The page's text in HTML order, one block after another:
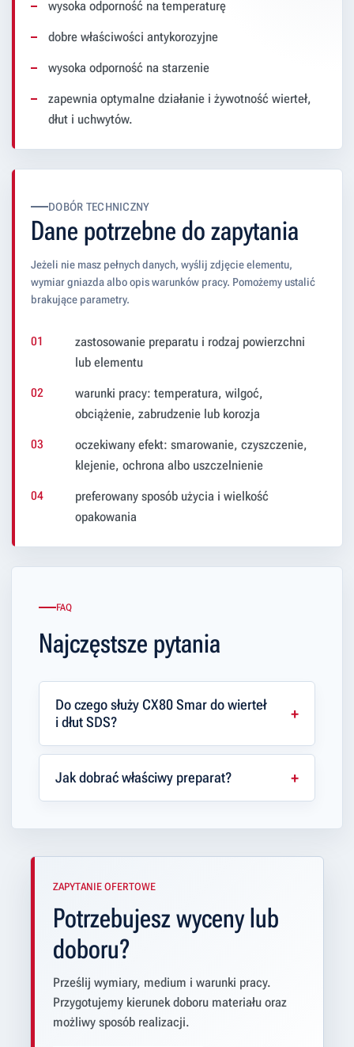
wysoka odporność na temperaturę
dobre właściwości antykorozyjne
wysoka odporność na starzenie
zapewnia optymalne działanie i żywotność wierteł,
dłut i uchwytów.
DOBÓR TECHNICZNY
Dane potrzebne do zapytania
Jeżeli nie masz pełnych danych, wyślij zdjęcie elementu,
wymiar gniazda albo opis warunków pracy. Pomożemy ustalić
brakujące parametry.
zastosowanie preparatu i rodzaj powierzchni
lub elementu
warunki pracy: temperatura, wilgoć,
obciążenie, zabrudzenie lub korozja
oczekiwany efekt: smarowanie, czyszczenie,
klejenie, ochrona albo uszczelnienie
preferowany sposób użycia i wielkość
opakowania
FAQ
Najczęstsze pytania
Do czego służy CX80 Smar do wierteł
i dłut SDS?
Jak dobrać właściwy preparat?
ZAPYTANIE OFERTOWE
Potrzebujesz wyceny lub
doboru?
Prześlij wymiary, medium i warunki pracy.
Przygotujemy kierunek doboru materiału oraz
możliwy sposób realizacji.